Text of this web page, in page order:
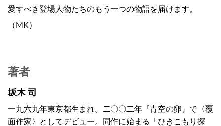
愛すべき登場人物たちのもう一つの物語を届けます。
（MK）
著者
坂木 司
一九六九年東京都生まれ。二〇〇二年『青空の卵』で〈覆
面作家〉としてデビュー。同作に始まる「ひきこもり探